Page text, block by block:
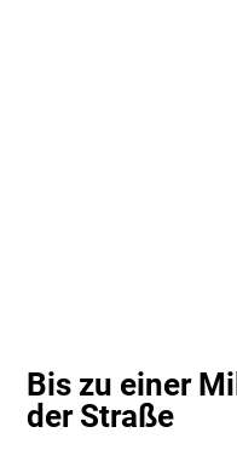
Bis zu einer
der Straße